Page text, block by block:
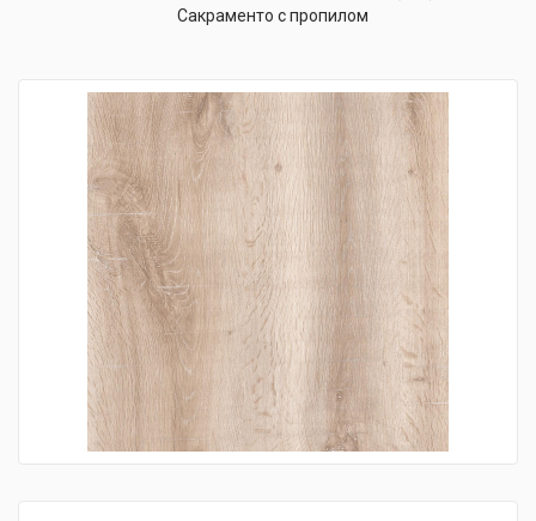
Сакраменто с пропилом